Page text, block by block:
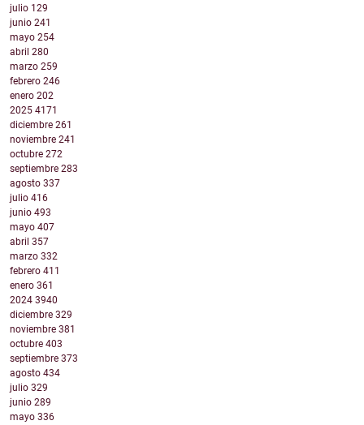
julio 129
junio 241
mayo 254
abril 280
marzo 259
febrero 246
enero 202
2025 4171
diciembre 261
noviembre 241
octubre 272
septiembre 283
agosto 337
julio 416
junio 493
mayo 407
abril 357
marzo 332
febrero 411
enero 361
2024 3940
diciembre 329
noviembre 381
octubre 403
septiembre 373
agosto 434
julio 329
junio 289
mayo 336